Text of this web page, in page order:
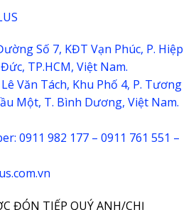
Số 7, KĐT Vạn Phúc, P. Hiệp
TP.HCM, Việt Nam.
Văn Tách, Khu Phố 4, P. Tương
Một, T. Bình Dương, Việt Nam.
0911 982 177 – 0911 761 551 –
ĐÓN TIẾP QUÝ ANH/CHỊ